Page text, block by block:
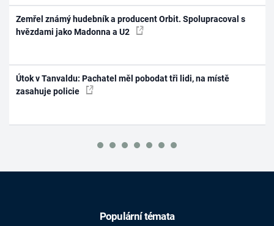
Zemřel známý hudebník a producent Orbit. Spolupracoval s
hvězdami jako Madonna a U2
Útok v Tanvaldu: Pachatel měl pobodat tři lidi, na místě
zasahuje policie
Populární témata